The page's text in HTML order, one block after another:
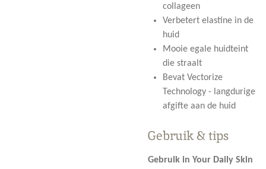
collageen
Verbetert elastine in de
huid
Mooie egale huidteint
die straalt
Bevat Vectorize
Technology - langdurige
afgifte aan de huid
Gebruik & tips
Gebruik in Your Daily Skin